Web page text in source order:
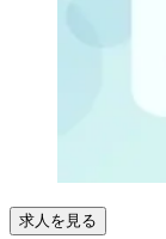
求人を見る